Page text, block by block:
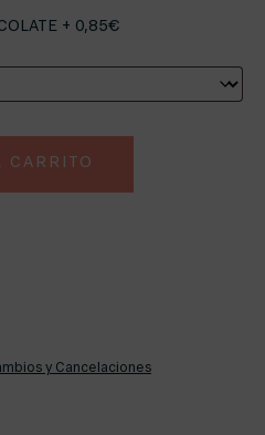
+ 0,85€
CARRITO
y Cancelaciones